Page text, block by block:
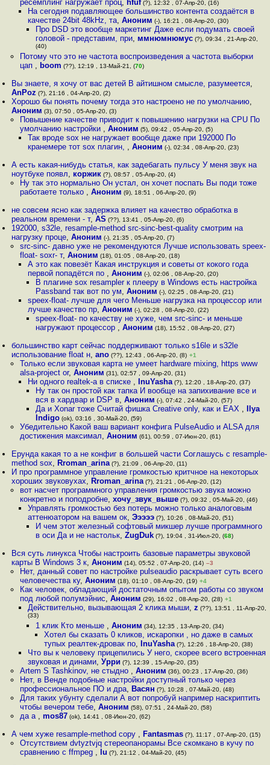
ресемплинг нагружает проц, hfuf(?), 12:32 , 07-Апр-20, (16)
На сегодня подавляющее большинство контента создаётся в
качестве 24bit 48kHz, та, Аноним (-), 16:21 , 08-Апр-20, (30)
Про DSD это вообще маркетинг Даже если подумать своей
головой - представим, при, ммнюмнюмус (?), 09:34 , 21-Апр-20,
(40)
Потому что это не частота воспроизведения а частота выборки
цап , boom (??), 12:19 , 13-Май-21, (70)
Вы знаете, я хочу от вас детей В айтишном смысле, разумеется,
AnPoz (?), 21:16 , 04-Апр-20, (2)
Хорошо бы понять почему тогда это настроено не по умолчанию,
Аноним (3), 07:50 , 05-Апр-20, (3)
Повышение качестве приводит к повышению нагрузки на CPU По
умолчанию настройки , Аноним (5), 09:42 , 05-Апр-20, (5)
Так вроде sox не нагружает вообще даже при 192000 По
кранемере тот sox плагин, , Аноним (-), 02:34 , 08-Апр-20, (23)
А есть какая-нибудь статья, как задебагать пульсу У меня звук на
ноутбуке появл, коржик (?), 08:57 , 05-Апр-20, (4)
Ну так это нормально Он устал, он хочет поспать Вы поди тоже
работаете только , Аноним (9), 18:51 , 06-Апр-20, (9)
не совсем ясно как задержка влияет на качество обработка в
реальном времени - т,AS (??), 13:41 , 05-Апр-20, (6)
192000, s32le, resample-method src-sinc-best-quality смотрим на
нагрузку проце,Аноним (-), 21:35 , 05-Апр-20, (7)
src-sinc- давно уже не рекомендуются Лучше использовать speex-
float- soxr- т, Аноним (18), 01:05 , 08-Апр-20, (18)
А это как повезёт Какая инструкция и советы от кокого года
первой попадётся по , Аноним (-), 02:06 , 08-Апр-20, (20)
В плагине sox resampler к плееру в Windows есть настройка
Passband так вот по ум,Аноним (-), 02:25 , 08-Апр-20, (21)
speex-float- лучше для чего Меньше нагрузка на процессор или
лучше качество пр, Аноним (-), 02:28 , 08-Апр-20, (22)
speex-float- по качеству не хуже, чем src-sinc- и меньше
нагружают процессор ,Аноним (18), 15:52 , 08-Апр-20, (27)
большинство карт сейчас поддерживают только s16le и s32le
использование float н,ano (??), 12:43 , 06-Апр-20, (8) +1
Только если звуковая карта не умеет hardware mixing, https www
alsa-project or, Аноним (31), 02:57 , 09-Апр-20, (31)
Ни одного realtek-а в списке , InuYasha(?), 12:20 , 18-Апр-20, (37)
Ну так он простой как тапка И вообще на запихивание все и
вся в хардвар и DSP в,Аноним (-), 07:42 , 24-Май-20, (57)
Да и Xonar тоже Считай фишка Creative only, как и EAX ,
Ilya
Indigo (ok), 03:16 , 30-Май-20, (59)
Убедительно Какой ваш вариант конфига PulseAudio и ALSA для
достижения максимал, Аноним (61), 00:59 , 07-Июн-20, (61)
Ерунда какая то а не конфиг в большей части Соглашусь с resample-
method sox, Rroman_arina (?), 21:09 , 06-Апр-20, (11)
И про программное управление громкостью критчное на некоторых
хороших звуковухах, Rroman_arina (?), 21:21 , 06-Апр-20, (12)
вот насчет программного управления громкостью звука можно
конкретно и поподробне, хочу_звук_выше(?), 09:32 , 05-Май-20, (46)
Управлять громкостью без потерь можно только аналоговым
аттенюатором на вашем ок, Эээээ(?), 10:26 , 08-Май-20, (51)
И чем этот железный софтовый микшер лучше программного
в оси Да и не настольк,ZugDuk (?), 19:04 , 31-Июл-20, (68)
Вся суть линукса Чтобы настроить базовые параметры звуковой
карты В Windows 3 к,Аноним (14), 05:52 , 07-Апр-20, (14) –3
Нет, данный совет по настройке pulseaudio раскрывает суть всего
человечества ку, Аноним (18), 01:10 , 08-Апр-20, (19) +4
Как человек, обладающий достаточным опытом работы со звуком
под любой полумэйнис, Аноним (29), 16:02 , 08-Апр-20, (28) +1
Действительно, вызывающая 2 клика мыши, z (??), 13:51 , 11-Апр-20,
(33)
1 клик Кто меньше ,Аноним (34), 12:35 , 13-Апр-20, (34)
Хотел бы сказать 0 кликов, искаропки , но даже в самых
тупых реалтек-дровак по, InuYasha(?), 12:26 , 18-Апр-20, (38)
Что вы к человеку прицепились У него, скорее всего встроенная
звуковая и динами, Урри (?), 12:39 , 15-Апр-20, (35)
Artem S Tashkinov, не стыдно , Аноним (36), 00:23 , 17-Апр-20, (36)
Нет, в Венде подобные настройки доступный только через
профессиональное ПО и дра, Васян (?), 10:28 , 07-Май-20, (48)
Для таких убунту сделали А вот попробуй например наскриптить
чтобы вечером тебе, Аноним (58), 07:51 , 24-Май-20, (58)
да a , mos87(ok), 14:41 , 08-Июн-20, (62)
А чем хуже resample-method copy , Fantasmas (?), 11:17 , 07-Апр-20, (15)
Отсутствием dvtyztvjq стереопанорамы Все скомкано в кучу по
сравнению с ffmpeg , lu (?), 21:12 , 04-Май-20, (45)